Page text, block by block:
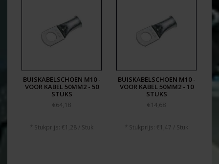
Verpakt per 10 stuks in zakje - hierdoor kan het
makkelijker per brievenbuspakket verstuurd worden
en scheelt in de kosten.
BUISKABELSCHOEN M10 -
VOOR KABEL 50MM2 - 50
STUKS
€64,18
* Stukprijs: €1,28 / Stuk
BUISKABELSCHOEN M10 -
VOOR KABEL 50MM2 - 10
STUKS
€14,68
* Stukprijs: €1,47 / Stuk